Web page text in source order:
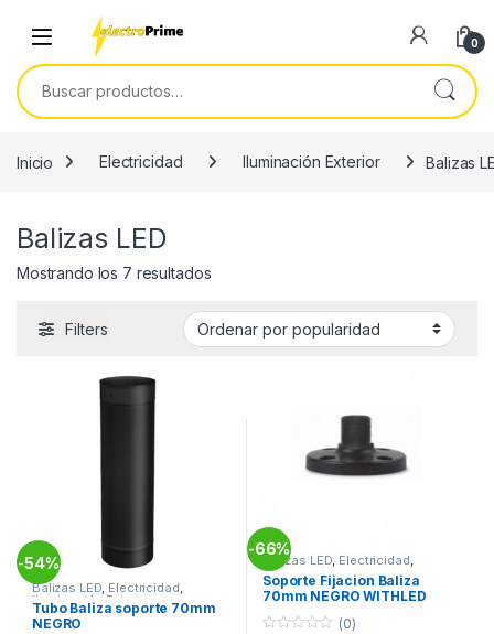
Skip to navigation
Skip to content
0
Buscar por:
Inicio Electricidad Iluminación Exterior Balizas
Balizas LED
Mostrando los 7 resultadosOrdenado por popularidad
Filters
-54%
Balizas LED, Electricidad,
Iluminación Exterior
Tubo Baliza soporte 70mm
NEGRO
-66%
Balizas LED, Electricidad,
Iluminación Exterior
Soporte Fijacion Baliza
70mm NEGRO WITHLED
(0)